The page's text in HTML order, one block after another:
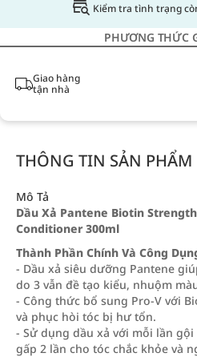
Kiểm tra tình trạng
PHƯƠNG THỨC
Giao hàng
tận nhà
THÔNG TIN SẢN PHẨM
Mô Tả
Dầu Xả Pantene Biotin
Conditioner 300ml
Thành Phần Chính Và Công
- Dầu xả siêu dưỡng Pantene
do 3 vẫn đề tạo kiểu, nhuộm
- Công thức bổ sung Pro-V với
và phục hòi tóc bị hư tổn.
- Sử dụng dầu xả với mỗi lần
gấp 2 lần cho tóc chắc khỏe và